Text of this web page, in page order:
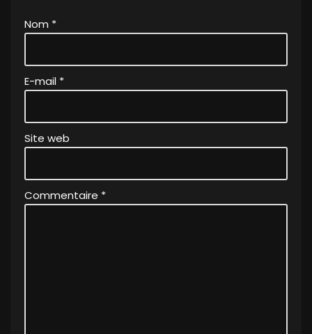
Nom *
E-mail *
Site web
Commentaire *
n
ti
v
e